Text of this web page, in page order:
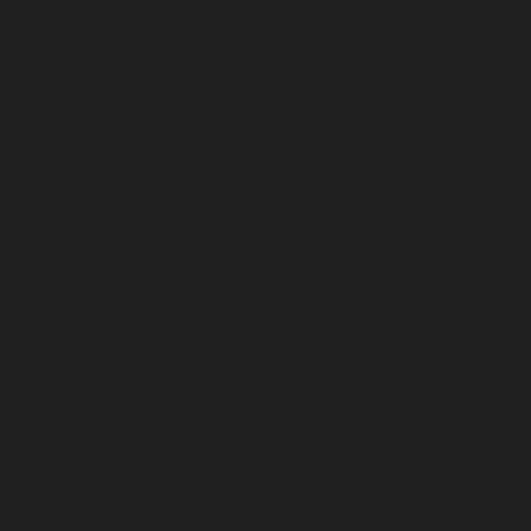
Bradley Cooper, Lady GaGa (Foto:
Lady Gaga i Christian Carino
Lady Gaga i Christian Carino
Lady Gaga i Bradley
Instagramu nakon što nam je